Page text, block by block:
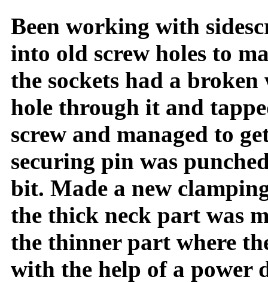
Been working with
into old screw holes to
the sockets had a
hole through it and
screw and managed to
securing pin was
bit. Made a new
the thick neck part was
the thinner part where
with the help of a power